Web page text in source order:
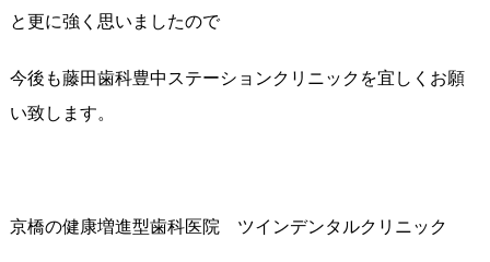
と更に強く思いましたので
今後も藤田歯科豊中ステーションクリニックを宜しくお願
い致します。
京橋の健康増進型歯科医院 ツインデンタルクリニック